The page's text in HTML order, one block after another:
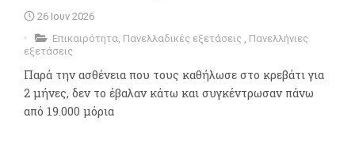
26 Ιουν 2026
Επικαιρότητα, Πανελλαδικές εξετάσεις , Πανελλήνιες
εξετάσεις
Παρά την ασθένεια που τους καθήλωσε στο κρεβάτι για
2 μήνες, δεν το έβαλαν κάτω και συγκέντρωσαν πάνω
από 19.000 μόρια